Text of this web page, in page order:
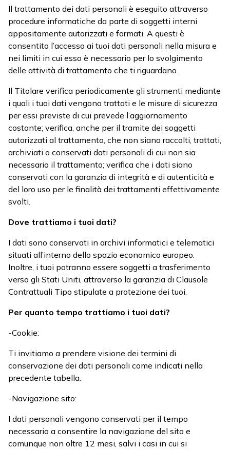
Il trattamento dei dati personali è eseguito attraverso
procedure informatiche da parte di soggetti interni
appositamente autorizzati e formati. A questi è
consentito l’accesso ai tuoi dati personali nella misura e
nei limiti in cui esso è necessario per lo svolgimento
delle attività di trattamento che ti riguardano.
Il Titolare verifica periodicamente gli strumenti mediante
i quali i tuoi dati vengono trattati e le misure di sicurezza
per essi previste di cui prevede l’aggiornamento
costante; verifica, anche per il tramite dei soggetti
autorizzati al trattamento, che non siano raccolti, trattati,
archiviati o conservati dati personali di cui non sia
necessario il trattamento; verifica che i dati siano
conservati con la garanzia di integrità e di autenticità e
del loro uso per le finalità dei trattamenti effettivamente
svolti.
Dove trattiamo i tuoi dati?
I dati sono conservati in archivi informatici e telematici
situati all’interno dello spazio economico europeo.
Inoltre, i tuoi potranno essere soggetti a trasferimento
verso gli Stati Uniti, attraverso la garanzia di Clausole
Contrattuali Tipo stipulate a protezione dei tuoi.
Per quanto tempo trattiamo i tuoi dati?
-Cookie:
Ti invitiamo a prendere visione dei termini di
conservazione dei dati personali come indicati nella
precedente tabella.
-Navigazione sito:
I dati personali vengono conservati per il tempo
necessario a consentire la navigazione del sito e
comunque non oltre 12 mesi, salvi i casi in cui si